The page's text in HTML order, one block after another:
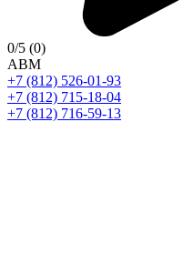
0/5 (0)
ABM
+7 (812) 526-01-93
+7 (812) 715-18-04
+7 (812) 716-59-13